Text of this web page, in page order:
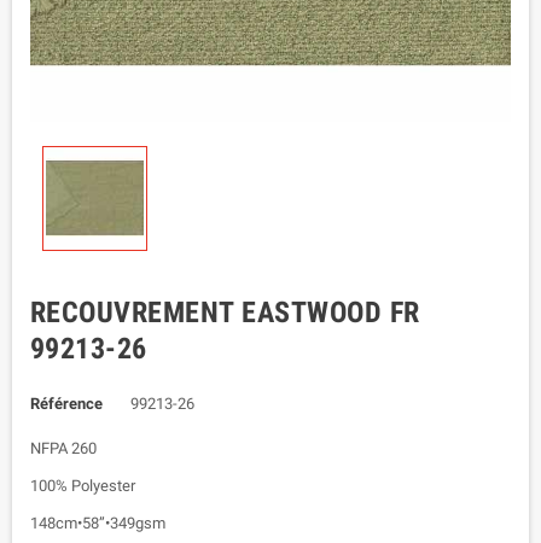
RECOUVREMENT EASTWOOD FR
99213-26
Référence 99213-26
NFPA 260
100% Polyester
148cm•58”•349gsm